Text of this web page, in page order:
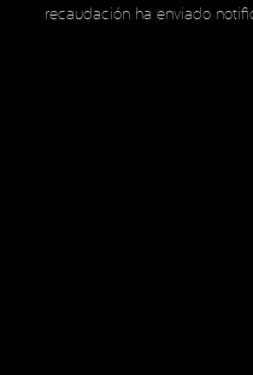
recaudación ha enviado